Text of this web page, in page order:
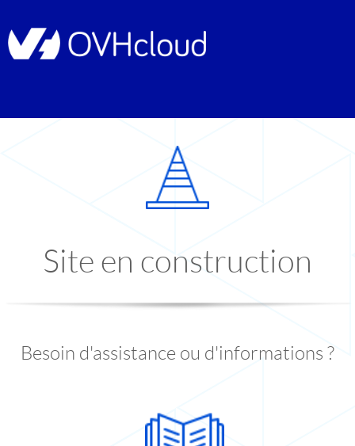
Site en construction
Besoin d'assistance ou d'informations ?